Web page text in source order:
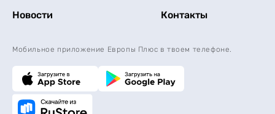
Новости Контакты
Мобильное приложение Европы Плюс в твоем телефоне.